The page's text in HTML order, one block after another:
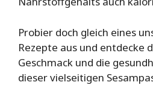
Probier doch gleich eines
Rezepte aus und entdecke
Geschmack und die
dieser vielseitigen